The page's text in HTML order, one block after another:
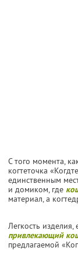
С того момента,
когтеточка
единственным
и домиком, где
материал, а
Легкость
привлекающий
предлагаемой